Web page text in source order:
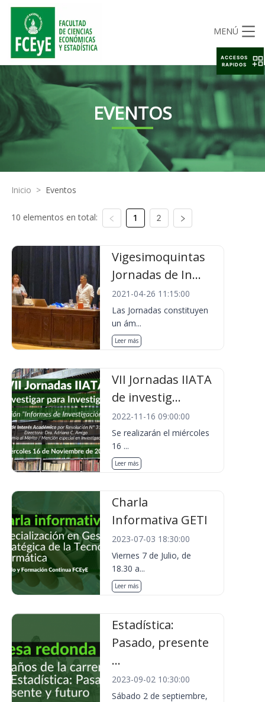
MENÚ
EVENTOS
Inicio > Eventos
10 elementos en total: 1 2
Vigesimoquintas
Jornadas de In...
2021-04-26 11:15:00
Las Jornadas constituyen
un ám...
Leer más
VII Jornadas IIATA
de investig...
2022-11-16 09:00:00
Se realizarán el miércoles
16 ...
Leer más
Charla
Informativa GETI
2023-07-03 18:30:00
Viernes 7 de Julio, de
18.30 a...
Leer más
Estadística:
Pasado, presente
...
2023-09-02 10:30:00
Sábado 2 de septiembre,
ACCESOS
RAPIDOS